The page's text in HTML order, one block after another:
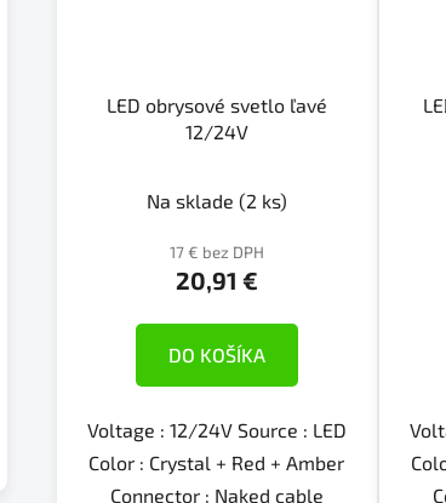
LED obrysové svetlo ľavé
12/24V
Na sklade (2 ks)
17 € bez DPH
20,91 €
DO KOŠÍKA
Voltage : 12/24V Source : LED
Color : Crystal + Red + Amber
Connector : Naked cable